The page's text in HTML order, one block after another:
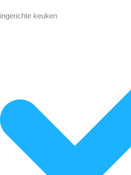
ingerichte keuken